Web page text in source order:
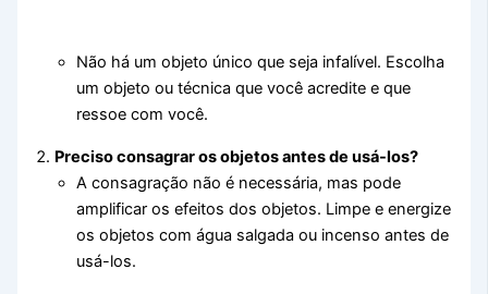
Não há um objeto único que seja infalível. Escolha
um objeto ou técnica que você acredite e que
ressoe com você.
Preciso consagrar os objetos antes de usá-los?
A consagração não é necessária, mas pode
amplificar os efeitos dos objetos. Limpe e energize
os objetos com água salgada ou incenso antes de
usá-los.